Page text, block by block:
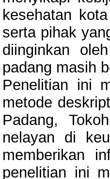
kesehatan
serta pihak
diinginkan
padang masih
Penelitian ini
metode
Padang,
nelayan di
memberikan
penelitian ini